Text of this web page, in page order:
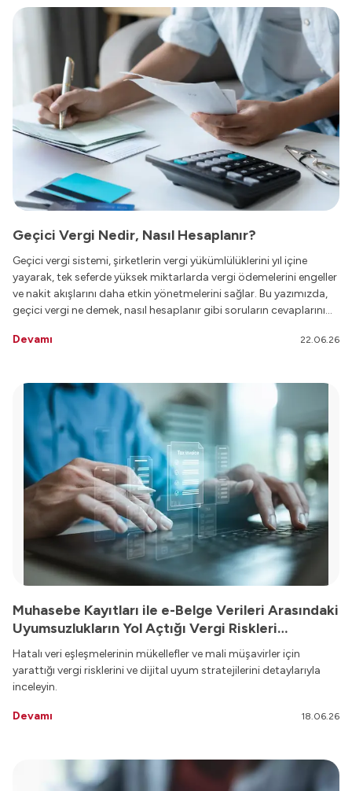
Geçici Vergi Nedir, Nasıl Hesaplanır?
Geçici vergi sistemi, şirketlerin vergi yükümlülüklerini yıl içine
yayarak, tek seferde yüksek miktarlarda vergi ödemelerini engeller
ve nakit akışlarını daha etkin yönetmelerini sağlar. Bu yazımızda,
geçici vergi ne demek, nasıl hesaplanır gibi soruların cevaplarını
Devamı
22.06.26
Muhasebe Kayıtları ile e-Belge Verileri Arasındaki
Uyumsuzlukların Yol Açtığı Vergi Riskleri
Nelerdir?
Hatalı veri eşleşmelerinin mükellefler ve mali müşavirler için
yarattığı vergi risklerini ve dijital uyum stratejilerini detaylarıyla
inceleyin.
Devamı 18.06.26